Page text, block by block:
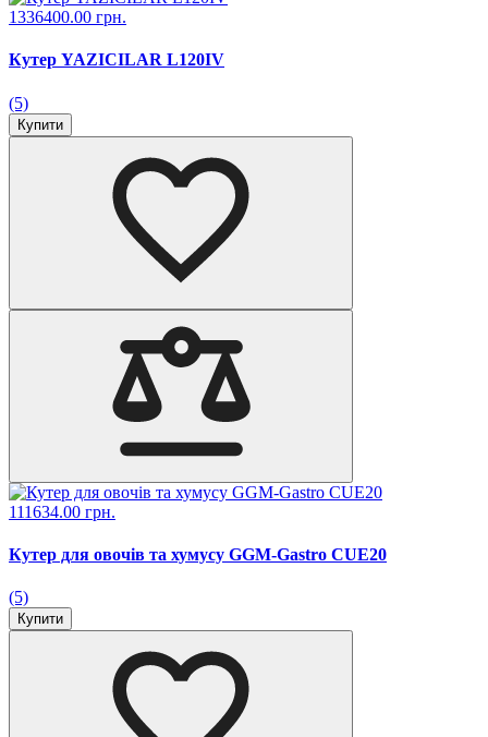
1336400.00 грн.
Кутер YAZICILAR L120IV
(5)
Купити
111634.00 грн.
Кутер для овочів та хумусу GGM-Gastro CUE20
(5)
Купити